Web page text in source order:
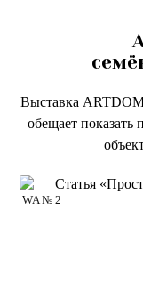
Выставка
обещает
WA № 2